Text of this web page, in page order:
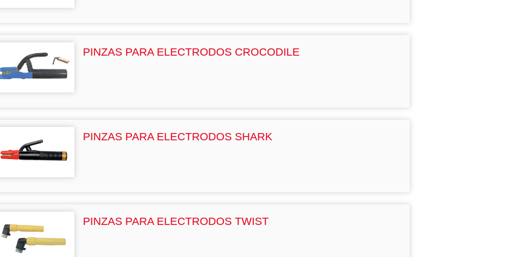
PINZAS PARA ELECTRODOS CROCODILE
PINZAS PARA ELECTRODOS SHARK
PINZAS PARA ELECTRODOS TWIST